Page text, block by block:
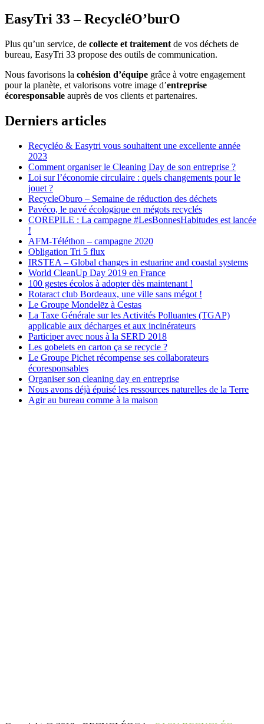
EasyTri 33 – RecycléO’burO
Plus qu’un service, de collecte et traitement de vos déchets de
bureau, EasyTri 33 propose des outils de communication.
Nous favorisons la cohésion d’équipe grâce à votre engagement
pour la planète, et valorisons votre image d’entreprise
écoresponsable auprès de vos clients et partenaires.
Derniers articles
Recycléo & Easytri vous souhaitent une excellente année
2023
Comment organiser le Cleaning Day de son entreprise ?
Loi sur l’économie circulaire : quels changements pour le
jouet ?
RecycleOburo – Semaine de réduction des déchets
Pavéco, le pavé écologique en mégots recyclés
COREPILE : La campagne #LesBonnesHabitudes est lancée
!
AFM-Téléthon – campagne 2020
Obligation Tri 5 flux
IRSTEA – Global changes in estuarine and coastal systems
World CleanUp Day 2019 en France
100 gestes écolos à adopter dès maintenant !
Rotaract club Bordeaux, une ville sans mégot !
Le Groupe Mondelēz à Cestas
La Taxe Générale sur les Activités Polluantes (TGAP)
applicable aux décharges et aux incinérateurs
Participer avec nous à la SERD 2018
Les gobelets en carton ça se recycle ?
Le Groupe Pichet récompense ses collaborateurs
écoresponsables
Organiser son cleaning day en entreprise
Nous avons déjà épuisé les ressources naturelles de la Terre
Agir au bureau comme à la maison